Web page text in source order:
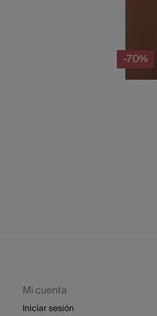
-70%
Mi cuenta
Iniciar sesión